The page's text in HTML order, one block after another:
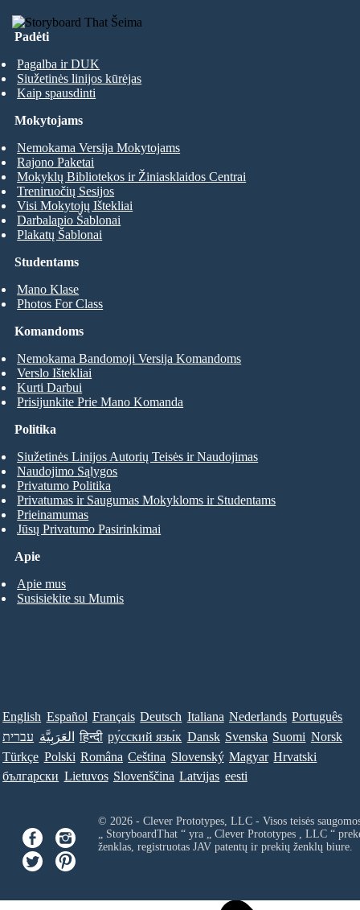
Padėti
Pagalba ir DUK
Siužetinės linijos kūrėjas
Kaip spausdinti
Studentams
Mano Klase
Photos For Class
Mokytojams
Nemokama Versija Mokytojams
Rajono Paketai
Mokyklų Bibliotekos ir Žiniasklaidos Centrai
Treniruočių Sesijos
Visi Mokytojų Ištekliai
Darbalapio Šablonai
Plakatų Šablonai
Komandoms
Nemokama Bandomoji Versija Komandoms
Verslo Ištekliai
Kurti Darbui
Prisijunkite Prie Mano Komanda
Apie
Apie mus
Susisiekite su Mumis
Politika
Siužetinės Linijos Autorių Teisės ir Naudojimas
Naudojimo Sąlygos
Privatumo Politika
Privatumas ir Saugumas Mokykloms ir Studentams
Prieinamumas
Jūsų Privatumo Pasirinkimai
English Español Français Deutsch Italiana Nederlands Português
עברית العَرَبِيَّة हिन्दी ру́сский язы́к Dansk Svenska Suomi Norsk
Türkçe Polski Româna Ceština Slovenský Magyar Hrvatski
български Lietuvos Slovenščina Latvijas eesti
© 2026 - Clever Prototypes, LLC - Visos teisės
„ StoryboardThat “ yra „ Clever Prototypes , LLC“
ženklas, registruotas JAV patentų ir prekių ženklų biure.